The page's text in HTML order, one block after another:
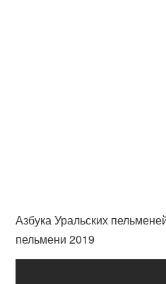
Азбука Уральских
пельмени 2019